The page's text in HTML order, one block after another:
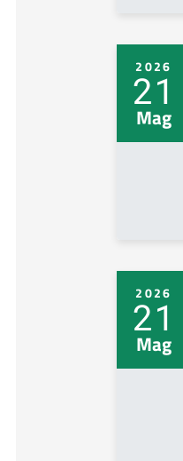
2026
21
Mag
2026
21
Mag